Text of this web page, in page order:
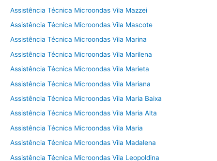
Assistência Técnica Microondas Vila Mazzei
Assistência Técnica Microondas Vila Mascote
Assistência Técnica Microondas Vila Marina
Assistência Técnica Microondas Vila Marilena
Assistência Técnica Microondas Vila Marieta
Assistência Técnica Microondas Vila Mariana
Assistência Técnica Microondas Vila Maria Baixa
Assistência Técnica Microondas Vila Maria Alta
Assistência Técnica Microondas Vila Maria
Assistência Técnica Microondas Vila Madalena
Assistência Técnica Microondas Vila Leopoldina